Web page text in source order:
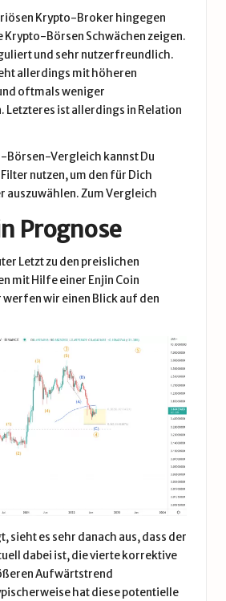
Krypto-Broker hingegen
Krypto-Börsen Schwächen zeigen.
und sehr nutzerfreundlich.
allerdings mit höheren
oftmals weniger
Letzteres ist allerdings in Relation
Börsen-Vergleich kannst Du
nutzen, um den für Dich
auszuwählen.Zum Vergleich
Prognose
Letzt zu den preislichen
mit Hilfe einer Enjin Coin
wir einen Blick auf den
sieht es sehr danach aus, dass der
dabei ist, die vierte korrektive
Aufwärtstrend
hat diese potentielle